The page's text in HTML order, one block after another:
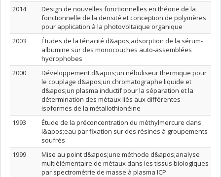
2014
Design de nouvelles fonctionnelles en théorie de la
fonctionnelle de la densité et conception de polymères
pour application à la photovoltaïque organique
2003
Études de la ténacité d&apos;adsorption de la sérum-
albumine sur des monocouches auto-assemblées
hydrophobes
2000
Développement d&apos;un nébuliseur thermique pour
le couplage d&apos;un chromatographe liquide et
d&apos;un plasma inductif pour la séparation et la
détermination des métaux liés aux différentes
isoformes de la métallothionéine
1993
Étude de la préconcentration du méthylmercure dans
l&apos;eau par fixation sur des résines à groupements
soufrés
1999
Mise au point d&apos;une méthode d&apos;analyse
multiélémentaire de métaux dans les tissus biologiques
par spectrométrie de masse à plasma ICP